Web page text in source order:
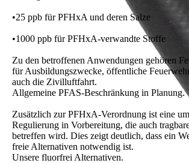
•25 ppb für PFHxA und deren Salze
•1000 ppb für PFHxA-verwandte Stoffe
Zu den betroffenen Anwendungen gehören
für Ausbildungszwecke, öffentliche
auch die Zivilluftfahrt.
Allgemeine PFAS-Beschränkung in Planung.
Zusätzlich zur PFHxA-Verordnung ist eine
Regulierung in Vorbereitung, die auch
betreffen wird. Dies zeigt deutlich, dass ein
freie Alternativen notwendig ist.
Unsere fluorfrei Alternativen.